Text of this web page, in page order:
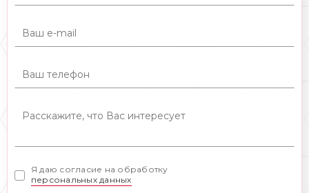
Я даю согласие на обработку
персональных данных